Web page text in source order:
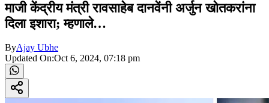
माजी केंद्रीय मंत्री रावसाहेब दानवेंनी अर्जुन खोतकरांना
दिला इशारा; म्हणाले…
ByAjay Ubhe
Updated On:Oct 6, 2024, 07:18 pm